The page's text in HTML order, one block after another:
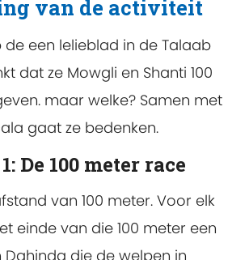
van de activiteit
de een lelieblad in de Talaab
dat ze Mowgli en Shanti 100
maar welke? Samen met
gaat ze bedenken.
De 100 meter race
van 100 meter. Voor elk
einde van die 100 meter een
Dahinda die de welpen in